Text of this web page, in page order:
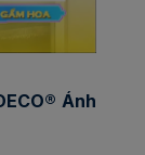
Ánh